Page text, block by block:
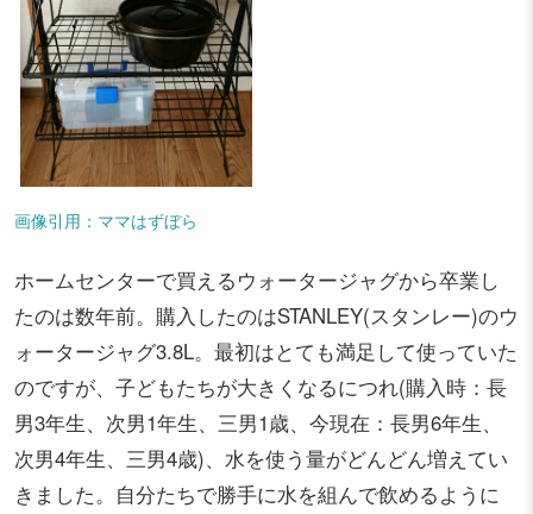
画像引用：ママはずぼら
ホームセンターで買えるウォータージャグから卒業し
たのは数年前。購入したのはSTANLEY(スタンレー)のウ
ォータージャグ3.8L。最初はとても満足して使っていた
のですが、子どもたちが大きくなるにつれ(購入時：長
男3年生、次男1年生、三男1歳、今現在：長男6年生、
次男4年生、三男4歳)、水を使う量がどんどん増えてい
きました。自分たちで勝手に水を組んで飲めるように